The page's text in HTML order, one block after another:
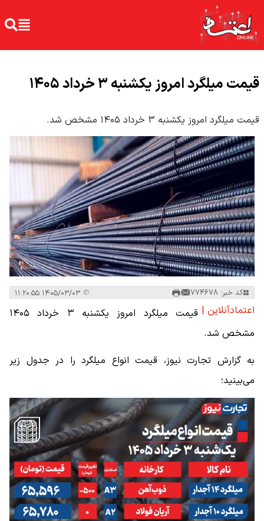
قیمت میلگرد امروز یکشنبه ۳ خرداد ۱۴۰۵
قیمت میلگرد امروز یکشنبه ۳ خرداد ۱۴۰۵ مشخص شد.
کد خبر: 774678
اعتمادآنلاین |
قیمت میلگرد امروز یکشنبه ۳ خرداد ۱۴۰۵
مشخص شد.
به گزارش تجارت نیوز، قیمت انواع میلگرد را در جدول زیر
می‌بینید؛